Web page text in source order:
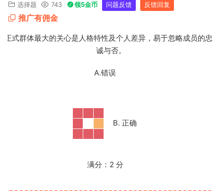
选择题 743 领5金币 问题反馈 反馈回复
推广有佣金
正式群体最大的关心是人格特性及个人差异，易于忽略成员的忠
诚与否。
A.错误
B. 正确
满分： 2 分